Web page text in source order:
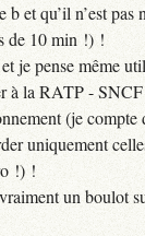
et qu’il n’est pas
de 10 min !) !
je pense même
à la RATP -
(je
uniquement
!) !
un boulot